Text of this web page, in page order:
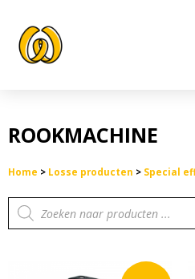
inhoud
ROOKMACHINE
Home > Losse producten > Special
Producten
zoeken